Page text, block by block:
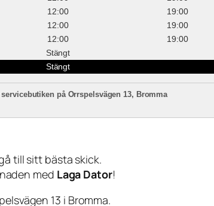
12:00
19:00
12:00
19:00
12:00
19:00
Stängt
Stängt
på Orrspelsvägen 13, Bromma
till sitt bästa skick.
med Laga Dator!
13 i Bromma.